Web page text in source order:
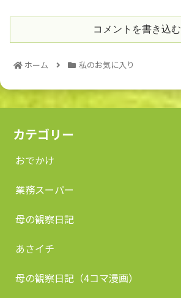
コメントを書き込む
ホーム 私のお気に入り
カテゴリー
おでかけ
業務スーパー
母の観察日記
あさイチ
母の観察日記（4コマ漫画）